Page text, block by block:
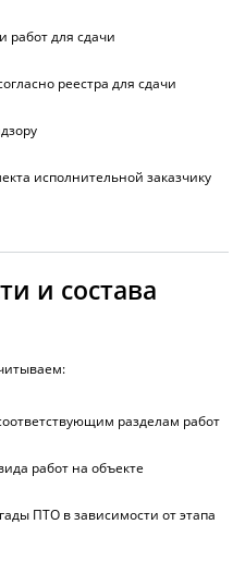
работ для сдачи
реестра для сдачи
исполнительной заказчику
и состава
разделам работ
работ на объекте
ПТО в зависимости от этапа